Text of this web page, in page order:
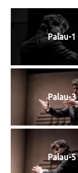
Palau-1
Palau-3
Palau-5